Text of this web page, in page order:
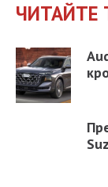
ЧИТАЙТЕ